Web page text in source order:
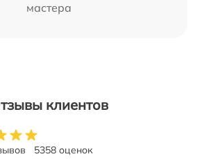
мастера
клиентов
5358 оценок